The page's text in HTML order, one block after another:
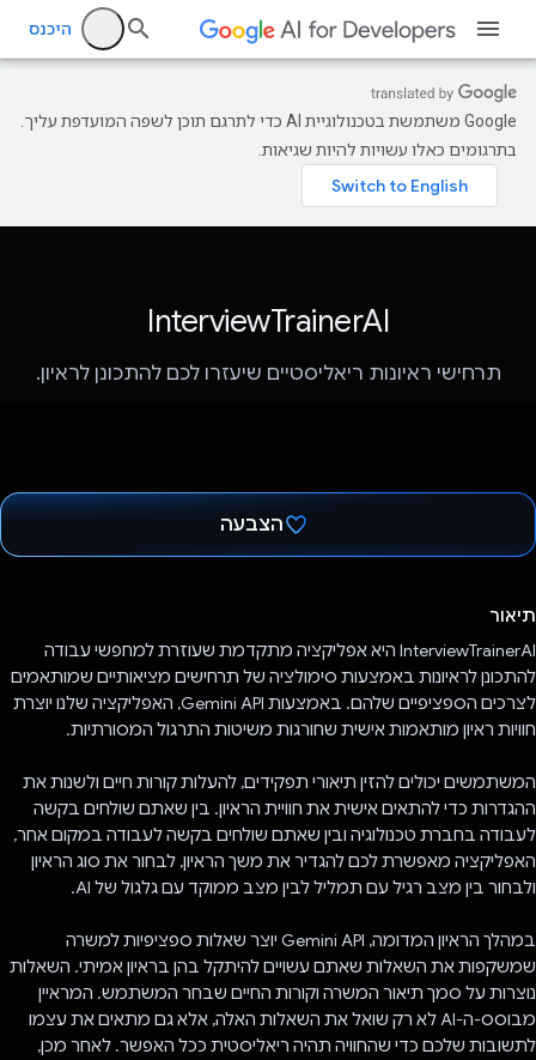
היכנס
‫Google משתמשת בטכנולוגיית AI כדי לתרגם תוכן לשפה המועדפת עליך.
בתרגומים כאלו עשויות להיות שגיאות.
InterviewTrainerAI
תרחישי ראיונות ריאליסטיים שיעזרו לכם להתכונן לראיון.
הצבעה
תיאור
InterviewTrainerAI היא אפליקציה מתקדמת שעוזרת למחפשי עבודה
להתכונן לראיונות באמצעות סימולציה של תרחישים מציאותיים שמותאמים
לצרכים הספציפיים שלהם. באמצעות Gemini API, האפליקציה שלנו יוצרת
חוויות ראיון מותאמות אישית שחורגות משיטות התרגול המסורתיות.
המשתמשים יכולים להזין תיאורי תפקידים, להעלות קורות חיים ולשנות את
ההגדרות כדי להתאים אישית את חוויית הראיון. בין שאתם שולחים בקשה
לעבודה בחברת טכנולוגיה ובין שאתם שולחים בקשה לעבודה במקום אחר,
האפליקציה מאפשרת לכם להגדיר את משך הראיון, לבחור את סוג הראיון
ולבחור בין מצב רגיל עם תמליל לבין מצב ממוקד עם גלגול של AI.
במהלך הראיון המדומה, Gemini API יוצר שאלות ספציפיות למשרה
שמשקפות את השאלות שאתם עשויים להיתקל בהן בראיון אמיתי. השאלות
נוצרות על סמך תיאור המשרה וקורות החיים שבחר המשתמש. המראיין
מבוסס-ה-AI לא רק שואל את השאלות האלה, אלא גם מתאים את עצמו
לתשובות שלכם כדי שהחוויה תהיה ריאליסטית ככל האפשר. לאחר מכן,